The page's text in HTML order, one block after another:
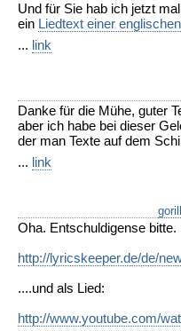
Und für Sie hab ich jetzt
ein Liedtext einer
... link
Danke für die Mühe, guter
aber ich habe bei dieser
der man Texte auf dem
... link
Oha. Entschuldigense
http://lyricskeeper.de/de/
....und als Lied:
http://www.youtube.com/